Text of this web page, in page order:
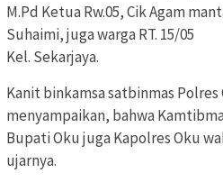
M.Pd Ketua Rw.05, Cik Agam
Suhaimi, juga warga RT. 15/05
Kel. Sekarjaya.
Kanit binkamsa satbinmas Polres
menyampaikan, bahwa
Bupati Oku juga Kapolres Oku
ujarnya.